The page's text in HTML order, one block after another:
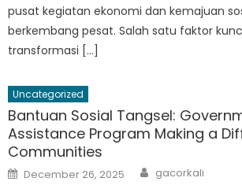
pusat kegiatan ekonomi dan kemajuan
berkembang pesat. Salah satu faktor
transformasi […]
Uncategorized
Bantuan Sosial Tangsel:
Assistance Program Making a
Communities
Posted
on
December 26, 2025 Author
gacorkali